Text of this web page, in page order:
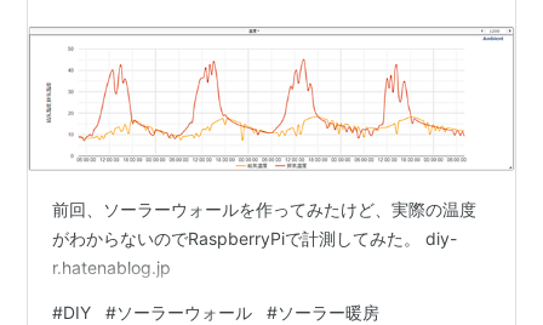
前回、ソーラーウォールを作ってみたけど、実際の温度
がわからないのでRaspberryPiで計測してみた。 diy-
r.hatenablog.jp
#DIY #ソーラーウォール #ソーラー暖房